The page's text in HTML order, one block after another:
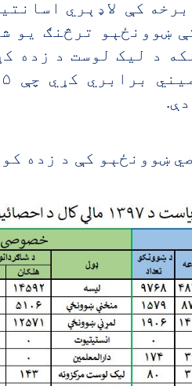
کې لاډېري
ښوونځېو ترڅنګ يو
د لیک لوست د زده
.
ښوونځېو کې د زده